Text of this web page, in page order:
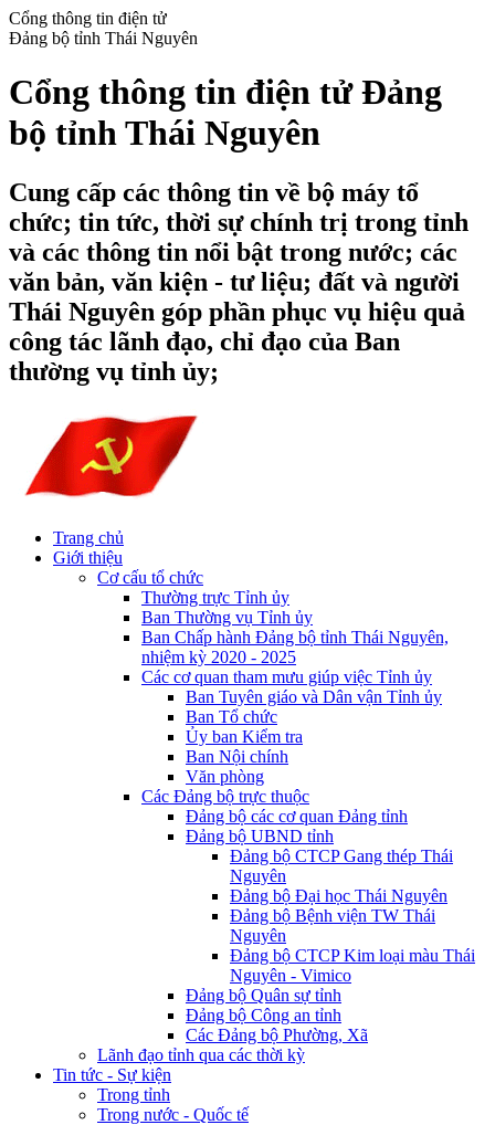
Cổng thông tin điện tử
Đảng bộ tỉnh Thái Nguyên
Cổng thông tin điện tử Đảng
bộ tỉnh Thái Nguyên
Cung cấp các thông tin về bộ máy tổ
chức; tin tức, thời sự chính trị trong tỉnh
và các thông tin nổi bật trong nước; các
văn bản, văn kiện - tư liệu; đất và người
Thái Nguyên góp phần phục vụ hiệu quả
công tác lãnh đạo, chỉ đạo của Ban
thường vụ tỉnh ủy;
Trang chủ
Giới thiệu
Cơ cấu tổ chức
Thường trực Tỉnh ủy
Ban Thường vụ Tỉnh ủy
Ban Chấp hành Đảng bộ tỉnh Thái Nguyên,
nhiệm kỳ 2020 - 2025
Các cơ quan tham mưu giúp việc Tỉnh ủy
Ban Tuyên giáo và Dân vận Tỉnh ủy
Ban Tổ chức
Ủy ban Kiểm tra
Ban Nội chính
Văn phòng
Các Đảng bộ trực thuộc
Đảng bộ các cơ quan Đảng tỉnh
Đảng bộ UBND tỉnh
Đảng bộ CTCP Gang thép Thái
Nguyên
Đảng bộ Đại học Thái Nguyên
Đảng bộ Bệnh viện TW Thái
Nguyên
Đảng bộ CTCP Kim loại màu Thái
Nguyên - Vimico
Đảng bộ Quân sự tỉnh
Đảng bộ Công an tỉnh
Các Đảng bộ Phường, Xã
Lãnh đạo tỉnh qua các thời kỳ
Tin tức - Sự kiện
Trong tỉnh
Trong nước - Quốc tế